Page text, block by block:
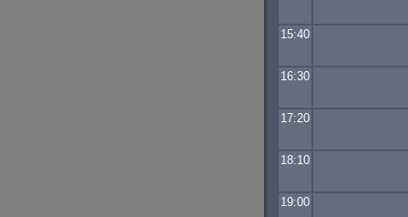
15:40
16:30
17:20
18:10
19:00